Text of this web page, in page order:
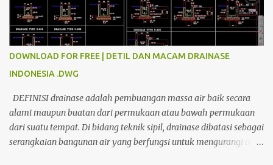
DOWNLOAD FOR FREE | DETIL DAN MACAM DRAINASE
INDONESIA .DWG
DEFINISI drainase adalah pembuangan massa air baik secara
alami maupun buatan dari permukaan atau bawah permukaan
dari suatu tempat. Di bidang teknik sipil, drainase dibatasi sebagai
serangkaian bangunan air yang berfungsi untuk mengurangi atau